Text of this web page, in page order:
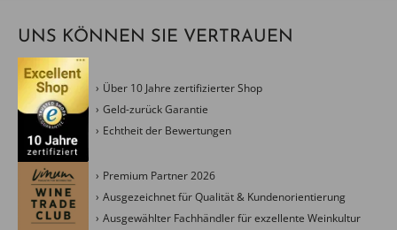
UNS KÖNNEN SIE VERTRAUEN
Über 10 Jahre zertifizierter Shop
Geld-zurück Garantie
Echtheit der Bewertungen
Premium Partner 2026
Ausgezeichnet für Qualität & Kundenorientierung
Ausgewählter Fachhändler für exzellente Weinkultur